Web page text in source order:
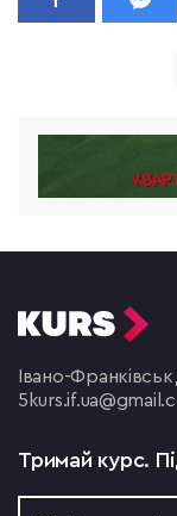
Івано-Франківськ,
5
Тримай курс.